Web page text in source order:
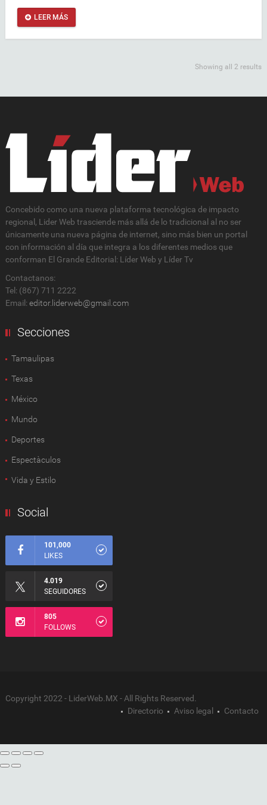
LEER MÁS
Showing all 2 results
Concebido como una nueva plataforma tecnológica de impacto
regional, Lider Web trasciende más allá de lo tradicional al no ser
únicamente una nueva página de internet, sino más bien un portal
con información al día que integra a los diferentes medios que
conforman El Grande Editorial: Líder Web y Líder Tv
Contactanos:
Tel: (867) 711 2222
Email: editor.liderweb@gmail.com
Secciones
Tamaulipas
Texas
México
Mundo
Deportes
Espectàculos
Vida y Estilo
Social
101,000
LIKES
4.019
SEGUIDORES
805
FOLLOWS
Copyright 2022 - LiderWeb.MX - All Rights Reserved.
Directorio
Aviso legal Contacto